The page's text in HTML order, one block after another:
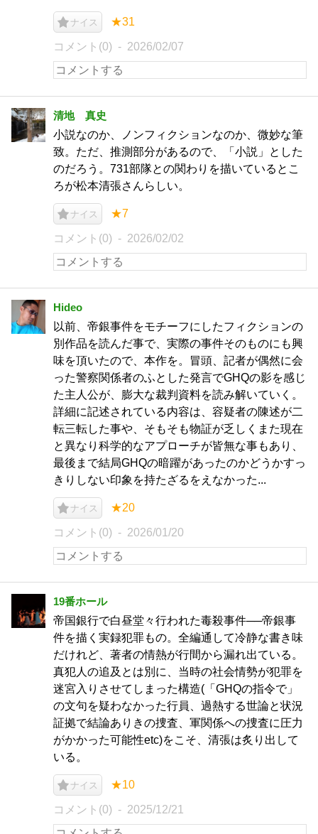
ナイス ★31
コメント(0) 2026/02/07
清地 真史
小説なのか、ノンフィクションなのか、微妙な筆
致。ただ、推測部分があるので、「小説」とした
のだろう。731部隊との関わりを描いているとこ
ろが松本清張さんらしい。
ナイス ★7
コメント(0) 2026/02/02
Hideo
以前、帝銀事件をモチーフにしたフィクションの
別作品を読んだ事で、実際の事件そのものにも興
味を頂いたので、本作を。冒頭、記者が偶然に会
った警察関係者のふとした発言でGHQの影を感じ
た主人公が、膨大な裁判資料を読み解いていく。
詳細に記述されている内容は、容疑者の陳述が二
転三転した事や、そもそも物証が乏しくまた現在
と異なり科学的なアプローチが皆無な事もあり、
最後まで結局GHQの暗躍があったのかどうかすっ
きりしない印象を持たざるをえなかった...
ナイス ★20
コメント(0) 2026/01/20
19番ホール
帝国銀行で白昼堂々行われた毒殺事件──帝銀事
件を描く実録犯罪もの。全編通して冷静な書き味
だけれど、著者の情熱が行間から漏れ出ている。
真犯人の追及とは別に、当時の社会情勢が犯罪を
迷宮入りさせてしまった構造(「GHQの指令で」
の文句を疑わなかった行員、過熱する世論と状況
証拠で結論ありきの捜査、軍関係への捜査に圧力
がかかった可能性etc)をこそ、清張は炙り出して
いる。
ナイス ★10
コメント(0) 2025/12/21